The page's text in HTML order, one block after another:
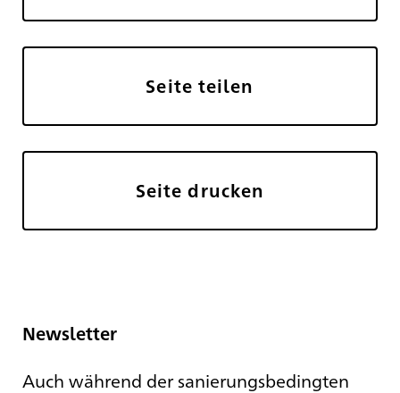
Seite teilen
Seite drucken
Newsletter
Auch während der sanierungsbedingten